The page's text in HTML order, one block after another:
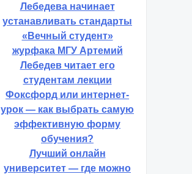
Лебедева начинает
устанавливать стандарты
«Вечный студент»
журфака МГУ Артемий
Лебедев читает его
студентам лекции
Фоксфорд или интернет-
урок — как выбрать самую
эффективную форму
обучения?
Лучший онлайн
университет — где можно